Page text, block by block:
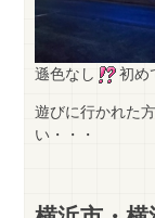
遜色なし 初め
遊びに行かれた
い・・・